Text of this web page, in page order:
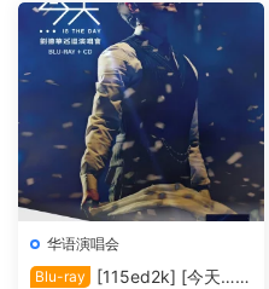
华语演唱会
Blu-ray
[115ed2k] [今天…is